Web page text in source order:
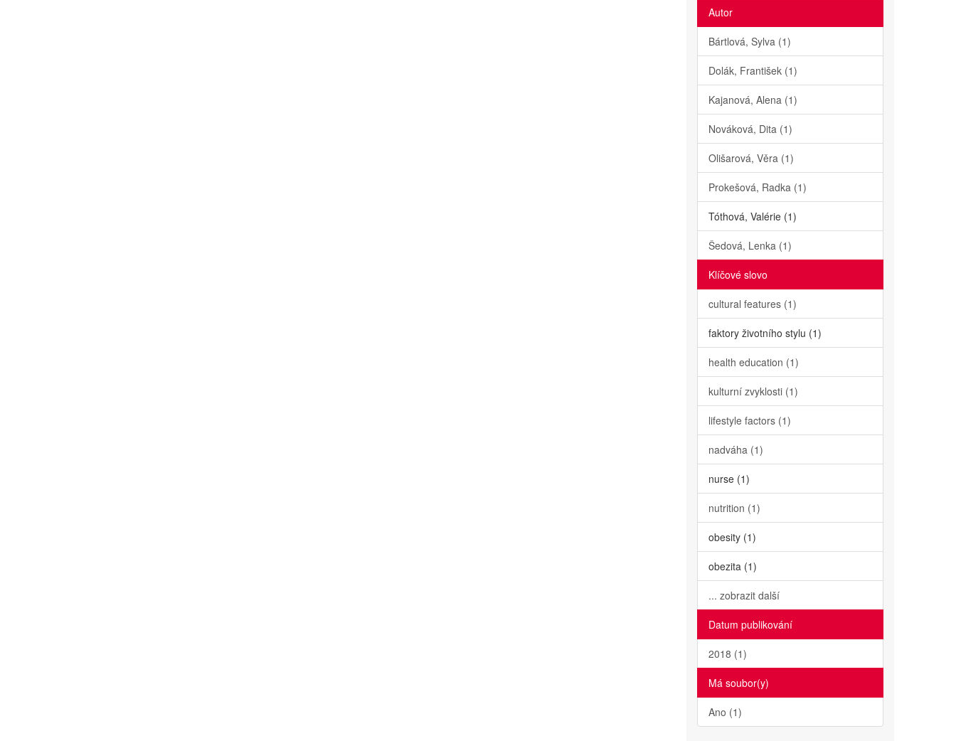
Autor
Bártlová, Sylva (1)
Dolák, František (1)
Kajanová, Alena (1)
Nováková, Dita (1)
Olišarová, Věra (1)
Prokešová, Radka (1)
Tóthová, Valérie (1)
Šedová, Lenka (1)
Klíčové slovo
cultural features (1)
faktory životního stylu (1)
health education (1)
kulturní zvyklosti (1)
lifestyle factors (1)
nadváha (1)
nurse (1)
nutrition (1)
obesity (1)
obezita (1)
... zobrazit další
Datum publikování
2018 (1)
Má soubor(y)
Ano (1)